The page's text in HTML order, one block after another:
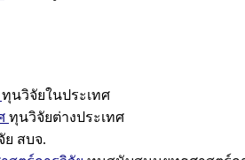
ทุนวิจัยในประเทศ
ทุนวิจัยต่างประเทศ
ย สบจ.